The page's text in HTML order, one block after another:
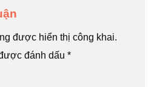
được hiển thị công khai.
đánh dấu *